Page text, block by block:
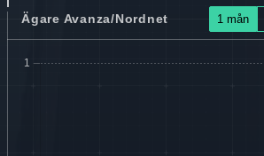
Ägare Avanza/Nordnet 1 mån